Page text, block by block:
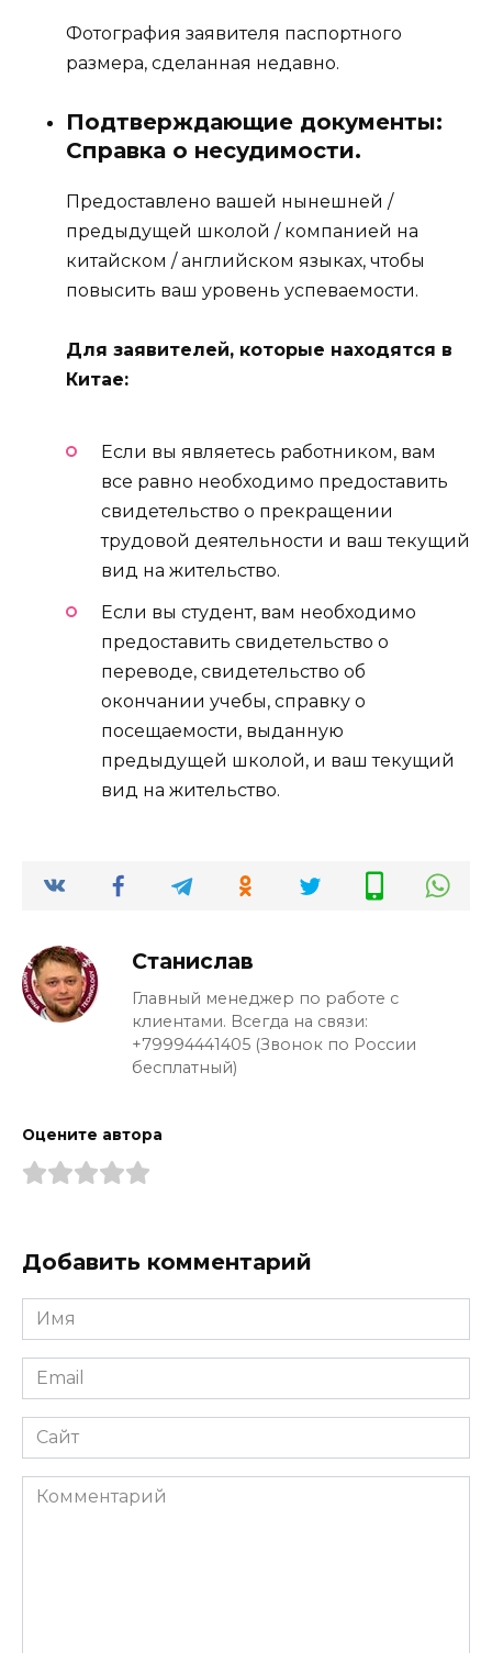
Фотография заявителя паспортного
размера, сделанная недавно.
Подтверждающие документы:
Справка о несудимости.
Предоставлено вашей нынешней /
предыдущей школой / компанией на
китайском / английском языках, чтобы
повысить ваш уровень успеваемости.
Для заявителей, которые находятся в
Китае:
Если вы являетесь работником, вам
все равно необходимо предоставить
свидетельство о прекращении
трудовой деятельности и ваш текущий
вид на жительство.
Если вы студент, вам необходимо
предоставить свидетельство о
переводе, свидетельство об
окончании учебы, справку о
посещаемости, выданную
предыдущей школой, и ваш текущий
вид на жительство.
Станислав
Главный менеджер по работе с
клиентами. Всегда на связи:
+79994441405 (Звонок по России
бесплатный)
Оцените автора
Добавить комментарий
Имя
*
Email
*
Сайт
Комментарий